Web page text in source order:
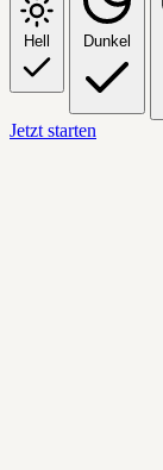
Hell Dunkel
Jetzt starten